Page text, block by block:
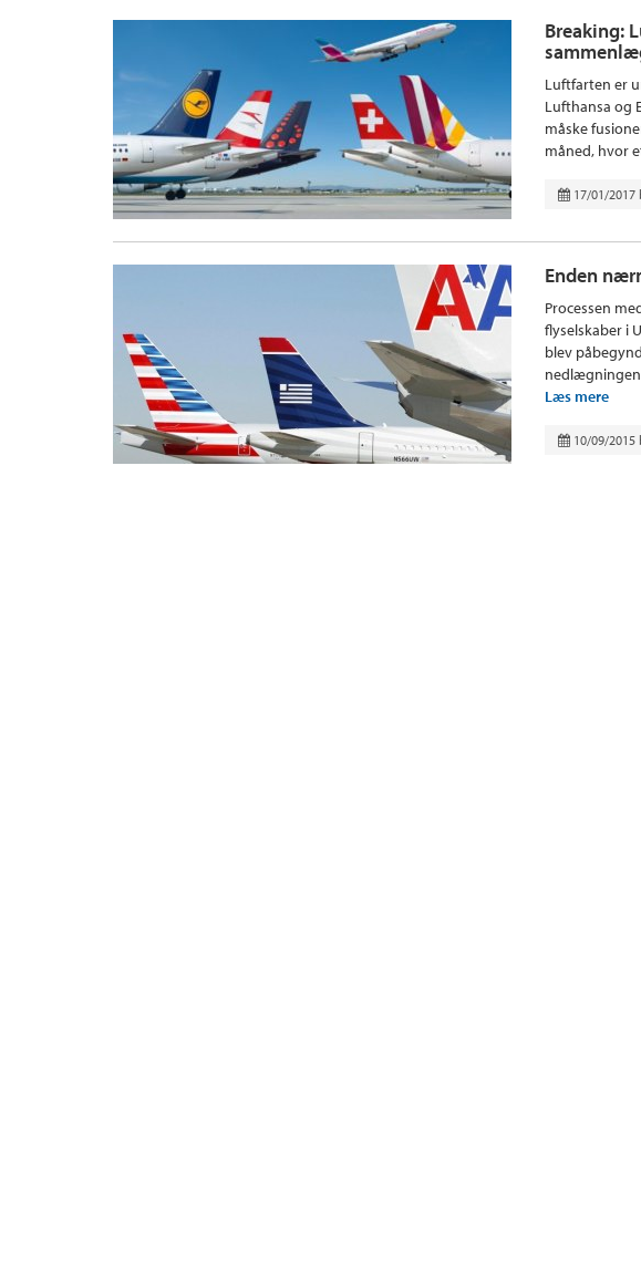
Breaking:
Luftfarten er
Lufthansa og
måske
måned, hvor
17/01/2017
Enden
Processen
flyselskaber i
blev
Læs mere
10/09/2015